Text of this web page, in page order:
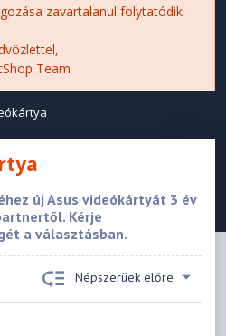
zavartalanul folytatódik.
Team
új Asus videókártyát 3 év
Kérje
a választásban.
Népszerüek előre